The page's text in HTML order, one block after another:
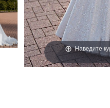
Наведите